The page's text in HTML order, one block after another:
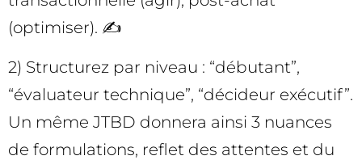
(optimiser). ✍️
2) Structurez par niveau : “débutant”,
“évaluateur technique”, “décideur exécutif”.
Un même JTBD donnera ainsi 3 nuances
de formulations, reflet des attentes et du